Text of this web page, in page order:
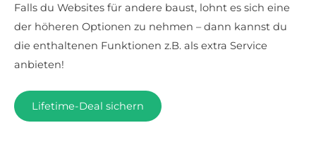
Falls du Websites für andere baust, lohnt es sich eine
der höheren Optionen zu nehmen – dann kannst du
die enthaltenen Funktionen z.B. als extra Service
anbieten!
Lifetime-Deal sichern